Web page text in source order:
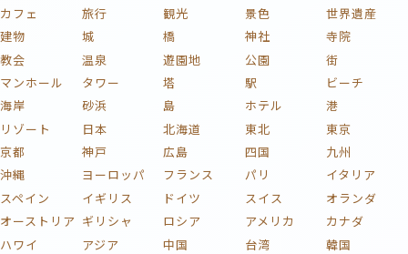
カフェ
旅行 観光 景色
世界遺産
建物
城 橋 神社
寺院
教会
温泉 遊園地 公園
街
マンホール
タワー 塔 駅
ビーチ
海岸
砂浜 島 ホテル
港
リゾート
日本 北海道 東北
東京
京都
神戸 広島 四国
九州
沖縄
ヨーロッパ フランス パリ
イタリア
スペイン
イギリス ドイツ スイス
オランダ
オーストリア ギリシャ ロシア アメリカ
カナダ
ハワイ
アジア 中国 台湾
韓国